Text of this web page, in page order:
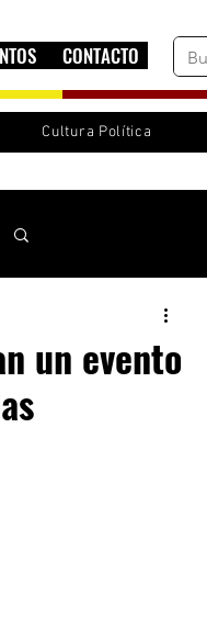
CONTACTO
Cultura Política
un evento